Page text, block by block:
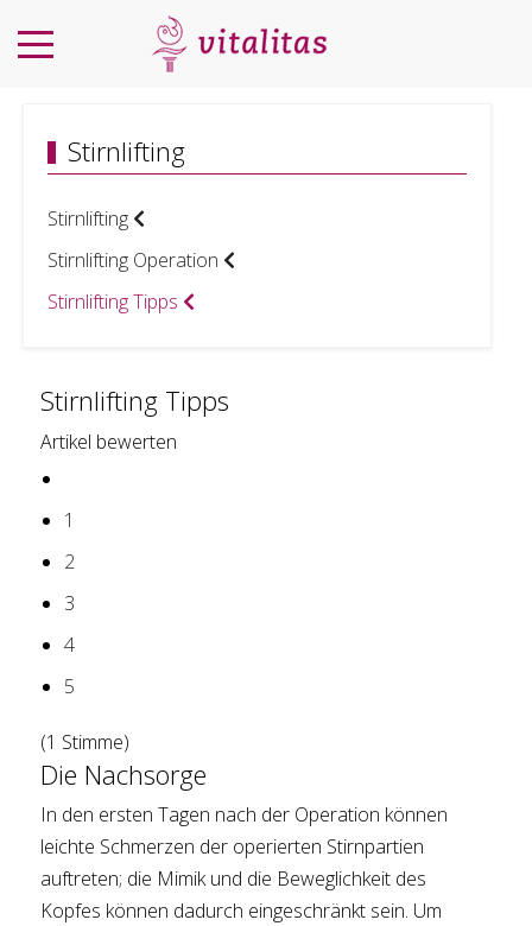
Stirnlifting
Stirnlifting
Stirnlifting Operation
Stirnlifting Tipps
Stirnlifting Tipps
Artikel bewerten
1
2
3
4
5
(1 Stimme)
Die Nachsorge
In den ersten Tagen nach der Operation können
leichte Schmerzen der operierten Stirnpartien
auftreten; die Mimik und die Beweglichkeit des
Kopfes können dadurch eingeschränkt sein. Um